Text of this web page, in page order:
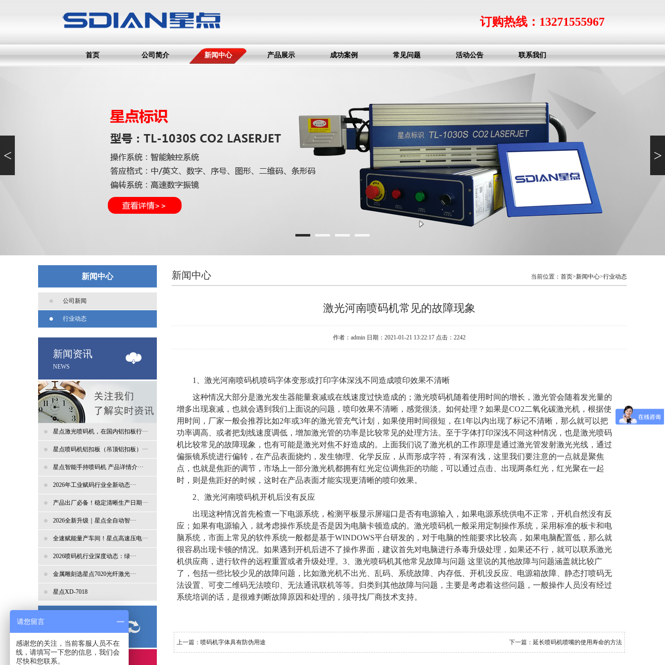
订购热线：13271555967
首页 公司简介 新闻中心 产品展示 成功案例 常见问题 活动公告 联系我们
< >
新闻中心
公司新闻
行业动态
新闻资讯
NEWS
星点激光喷码机，在国内铝扣板行···
星点喷码机铝扣板（吊顶铝扣板）···
星点智能手持喷码机 产品详情介···
2026年工业赋码行业全新动态···
产品出厂必备！稳定清晰生产日期···
2026全新升级｜星点全自动智···
全速赋能量产车间！星点高速压电···
2026喷码机行业深度动态：绿···
金属雕刻选星点7020光纤激光···
星点XD-7018
PROCESS
当前位置： 首页>新闻中心>行业动态
新闻中心
激光河南喷码机常见的故障现象
作者：admin 日期：2021-01-21 13:22:17 点击：2242
1
、激光河南喷码机喷码字体变形或打印字体深浅不同造成喷印效果不清晰
这种情况大部分是激光发生器能量衰减或在线速度过快造成的；激光喷码机随着使用时间的增长，激光管会随着发光量的
增多出现衰减，也就会遇到我们上面说的问题，喷印效果不清晰，感觉很淡。如何处理？如果是CO2二氧化碳激光机，根据使
用时间，厂家一般会推荐比如2年或3年的激光管充气计划，如果使用时间很短，在1年以内出现了标记不清晰，那么就可以把
功率调高、或者把划线速度调低，增加激光管的功率是比较常见的处理方法。至于字体打印深浅不同这种情况，也是激光喷码
机比较常见的故障现象，也有可能是激光对焦不好造成的。上面我们说了激光机的工作原理是通过激光管发射激光光线，通过
偏振镜系统进行偏转，在产品表面烧灼，发生物理、化学反应，从而形成字符，有深有浅，这里我们要注意的一点就是聚焦
点，也就是焦距的调节，市场上一部分激光机都拥有红光定位调焦距的功能，可以通过点击、出现两条红光，红光聚在一起
时，则是焦距好的时候，这时在产品表面才能实现更清晰的喷印效果。
2 、激光河南喷码机开机后没有反应
出现这种情况首先检查一下电源系统，检测平板显示屏端口是否有电源输入，如果电源系统供电不正常，开机自然没有反
应；如果有电源输入，就考虑操作系统是否是因为电脑卡顿造成的。激光喷码机一般采用定制操作系统，采用标准的板卡和电
脑系统，市面上常见的软件系统一般都是基于WINDOWS平台研发的，对于电脑的性能要求比较高，如果电脑配置低，那么就
很容易出现卡顿的情况。如果遇到开机后进不了操作界面，建议首先对电脑进行杀毒升级处理，如果还不行，就可以联系激光
机供应商，进行软件的远程重置或者升级处理。3、激光喷码机其他常见故障与问题 这里说的其他故障与问题涵盖就比较广
了，包括一些比较少见的故障问题，比如激光机不出光、乱码、系统故障、内存低、开机没反应、电源箱故障、静态打喷码无
法设置、可变二维码无法喷印、无法通讯联机等等。归类到其他故障与问题，主要是考虑着这些问题，一般操作人员没有经过
系统培训的话，是很难判断故障原因和处理的，须寻找厂商技术支持。
上一篇： 喷码机字体具有防伪用途 下一篇： 延长喷码机喷嘴的使用寿命的方法
请您留言
感谢您的关注，当前客服人员不在
线，请填写一下您的信息，我们会
尽快和您联系。